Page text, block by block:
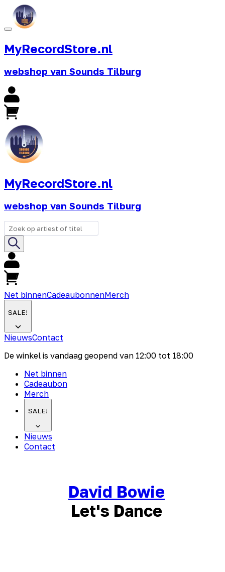
MyRecordStore.nl
webshop van Sounds Tilburg
MyRecordStore.nl
webshop van Sounds Tilburg
Net binnenCadeaubonnenMerch
SALE!
NieuwsContact
De winkel is vandaag geopend van 12:00 tot 18:00
Net binnen
Cadeaubon
Merch
SALE!
Nieuws
Contact
David Bowie
Let's Dance